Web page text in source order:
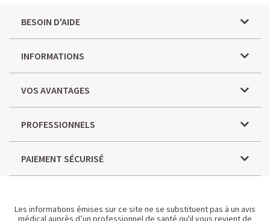
BESOIN D'AIDE
INFORMATIONS
VOS AVANTAGES
PROFESSIONNELS
PAIEMENT SÉCURISÉ
Les informations émises sur ce site ne se substituent pas à un avis
médical auprès d’un professionnel de santé qu'il vous revient de